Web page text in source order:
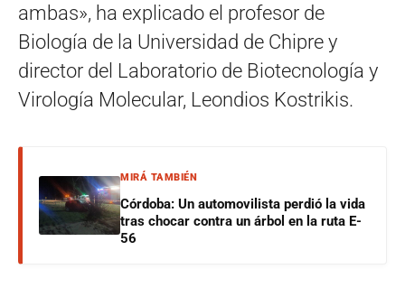
ambas», ha explicado el profesor de
Biología de la Universidad de Chipre y
director del Laboratorio de Biotecnología y
Virología Molecular, Leondios Kostrikis.
MIRÁ TAMBIÉN
Córdoba: Un automovilista perdió la vida
tras chocar contra un árbol en la ruta E-
56